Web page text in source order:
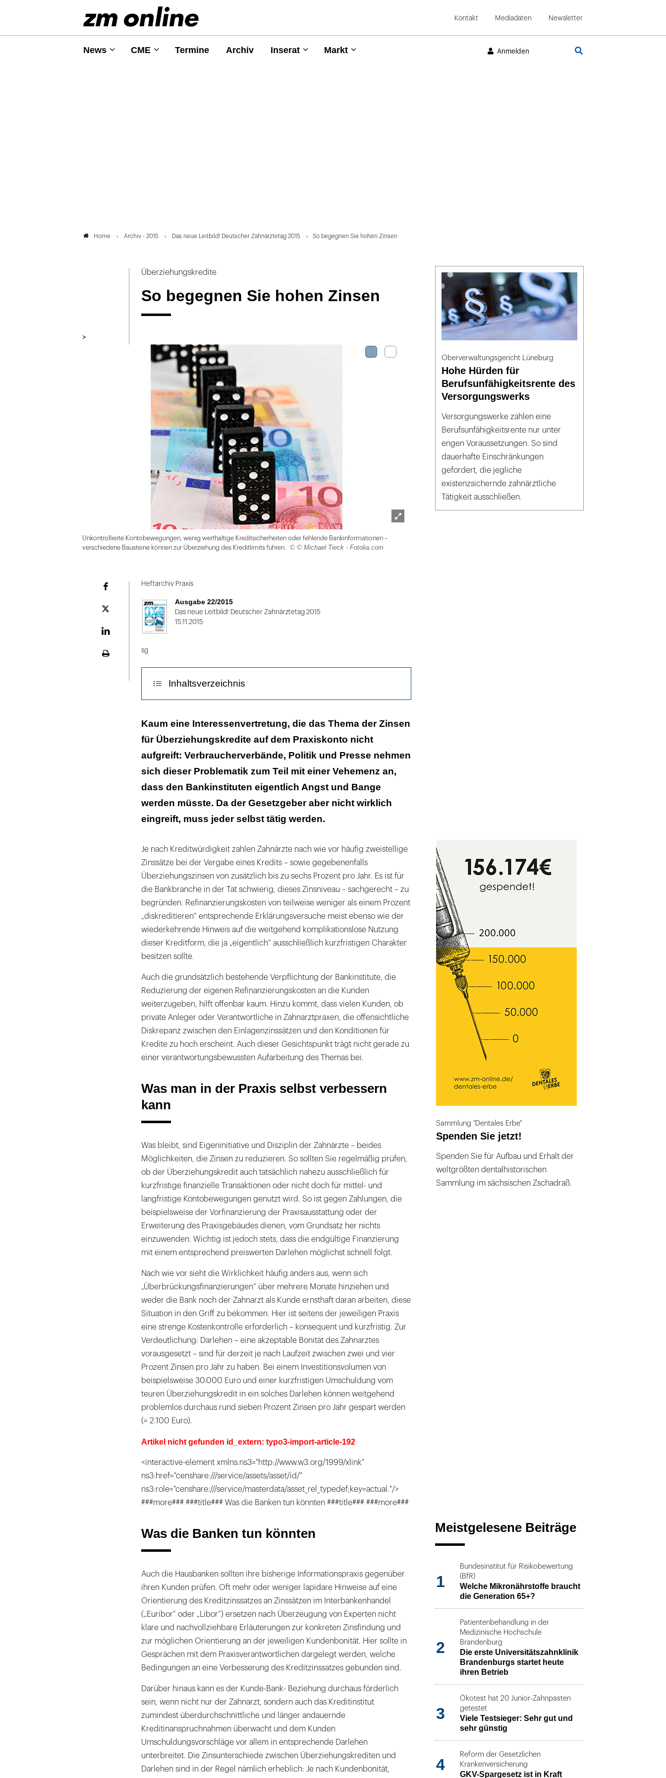
Kontakt Mediadaten Newsletter
News CME Termine Archiv Inserat Markt Anmelden
Home Archiv - 2015 Das neue Leitbild! Deutscher Zahnärztetag 2015 So begegnen Sie hohen Zinsen
Überziehungskredite
So begegnen Sie hohen Zinsen
>
Unkontrollierte Kontobewegungen, wenig werthaltige Kreditsicherheiten oder fehlende Bankinformationen –
verschiedene Bausteine können zur Überziehung des Kreditlimits führen.
© © Michael Tieck - Fotolia.com
Plattform
Heftarchiv Praxis
Ausgabe 22/2015
Das neue Leitbild! Deutscher Zahnärztetag 2015
15.11.2015
sg
Inhaltsverzeichnis
Was man in der Praxis selbst verbessern kann
Was die Banken tun könnten
Was eine Alternative wäre
Kaum eine Interessenvertretung, die das Thema der Zinsen
für Überziehungskredite auf dem Praxiskonto nicht
aufgreift: Verbraucherverbände, Politik und Presse nehmen
sich dieser Problematik zum Teil mit einer Vehemenz an,
dass den Bankinstituten eigentlich Angst und Bange
werden müsste. Da der Gesetzgeber aber nicht wirklich
eingreift, muss jeder selbst tätig werden.
Je nach Kreditwürdigkeit zahlen Zahnärzte nach wie vor häufig zweistellige
Zinssätze bei der Vergabe eines Kredits – sowie gegebenenfalls
Überziehungszinsen von zusätzlich bis zu sechs Prozent pro Jahr. Es ist für
die Bankbranche in der Tat schwierig, dieses Zinsniveau – sachgerecht – zu
begründen. Refinanzierungskosten von teilweise weniger als einem Prozent
„diskreditieren“ entsprechende Erklärungsversuche meist ebenso wie der
wiederkehrende Hinweis auf die weitgehend komplikationslose Nutzung
dieser Kreditform, die ja „eigentlich“ ausschließlich kurzfristigen Charakter
besitzen sollte.
Auch die grundsätzlich bestehende Verpflichtung der Bankinstitute, die
Reduzierung der eigenen Refinanzierungskosten an die Kunden
weiterzugeben, hilft offenbar kaum. Hinzu kommt, dass vielen Kunden, ob
private Anleger oder Verantwortliche in Zahnarztpraxen, die offensichtliche
Diskrepanz zwischen den Einlagenzinssätzen und den Konditionen für
Kredite zu hoch erscheint. Auch dieser Gesichtspunkt trägt nicht gerade zu
einer verantwortungsbewussten Aufarbeitung des Themas bei.
Was man in der Praxis selbst verbessern
kann
Was bleibt, sind Eigeninitiative und Disziplin der Zahnärzte – beides
Möglichkeiten, die Zinsen zu reduzieren. So sollten Sie regelmäßig prüfen,
ob der Überziehungskredit auch tatsächlich nahezu ausschließlich für
kurzfristige finanzielle Transaktionen oder nicht doch für mittel- und
langfristige Kontobewegungen genutzt wird. So ist gegen Zahlungen, die
beispielsweise der Vorfinanzierung der Praxisausstattung oder der
Erweiterung des Praxisgebäudes dienen, vom Grundsatz her nichts
einzuwenden. Wichtig ist jedoch stets, dass die endgültige Finanzierung
mit einem entsprechend preiswerten Darlehen möglichst schnell folgt.
Nach wie vor sieht die Wirklichkeit häufig anders aus, wenn sich
„Überbrückungsfinanzierungen“ über mehrere Monate hinziehen und
weder die Bank noch der Zahnarzt als Kunde ernsthaft daran arbeiten, diese
Situation in den Griff zu bekommen. Hier ist seitens der jeweiligen Praxis
eine strenge Kostenkontrolle erforderlich – konsequent und kurzfristig. Zur
Verdeutlichung: Darlehen – eine akzeptable Bonität des Zahnarztes
vorausgesetzt – sind für derzeit je nach Laufzeit zwischen zwei und vier
Prozent Zinsen pro Jahr zu haben. Bei einem Investitionsvolumen von
beispielsweise 30.000 Euro und einer kurzfristigen Umschuldung vom
teuren Überziehungskredit in ein solches Darlehen können weitgehend
problemlos durchaus rund sieben Prozent Zinsen pro Jahr gespart werden
(= 2.100 Euro).
Artikel nicht gefunden id_extern: typo3-import-article-192
<interactive-element xmlns:ns3="http://www.w3.org/1999/xlink"
ns3:href="censhare:///service/assets/asset/id/"
ns3:role="censhare:///service/masterdata/asset_rel_typedef;key=actual."/>
###more### ###title### Was die Banken tun könnten ###title### ###more###
Was die Banken tun könnten
Auch die Hausbanken sollten ihre bisherige Informationspraxis gegenüber
ihren Kunden prüfen. Oft mehr oder weniger lapidare Hinweise auf eine
Orientierung des Kreditzinssatzes an Zinssätzen im Interbankenhandel
(„Euribor“ oder „Libor“) ersetzen nach Überzeugung von Experten nicht
klare und nachvollziehbare Erläuterungen zur konkreten Zinsfindung und
zur möglichen Orientierung an der jeweiligen Kundenbonität. Hier sollte in
Gesprächen mit dem Praxisverantwortlichen dargelegt werden, welche
Bedingungen an eine Verbesserung des Kreditzinssatzes gebunden sind.
Darüber hinaus kann es der Kunde-Bank- Beziehung durchaus förderlich
sein, wenn nicht nur der Zahnarzt, sondern auch das Kreditinstitut
zumindest überdurchschnittliche und länger andauernde
Kreditinanspruchnahmen überwacht und dem Kunden
Umschuldungsvorschläge vor allem in entsprechende Darlehen
unterbreitet. Die Zinsunterschiede zwischen Überziehungskrediten und
Darlehen sind in der Regel nämlich erheblich: Je nach Kundenbonität,
Oberverwaltungsgericht Lüneburg
Hohe Hürden für
Berufsunfähigkeitsrente des
Versorgungswerks
Versorgungswerke zahlen eine
Berufsunfähigkeitsrente nur unter
engen Voraussetzungen. So sind
dauerhafte Einschränkungen
gefordert, die jegliche
existenzsichernde zahnärztliche
Tätigkeit ausschließen.
Sammlung "Dentales Erbe"
Spenden Sie jetzt!
Spenden Sie für Aufbau und Erhalt der
weltgrößten dentalhistorischen
Sammlung im sächsischen Zschadraß.
Meistgelesene Beiträge
1
Bundesinstitut für Risikobewertung
(BfR)
Welche Mikronährstoffe braucht
die Generation 65+?
2
Patientenbehandlung in der
Medizinische Hochschule
Brandenburg
Die erste Universitätszahnklinik
Brandenburgs startet heute
ihren Betrieb
3
Ökotest hat 20 Junior-Zahnpasten
getestet
Viele Testsieger: Sehr gut und
sehr günstig
4
Reform der Gesetzlichen
Krankenversicherung
GKV-Spargesetz ist in Kraft